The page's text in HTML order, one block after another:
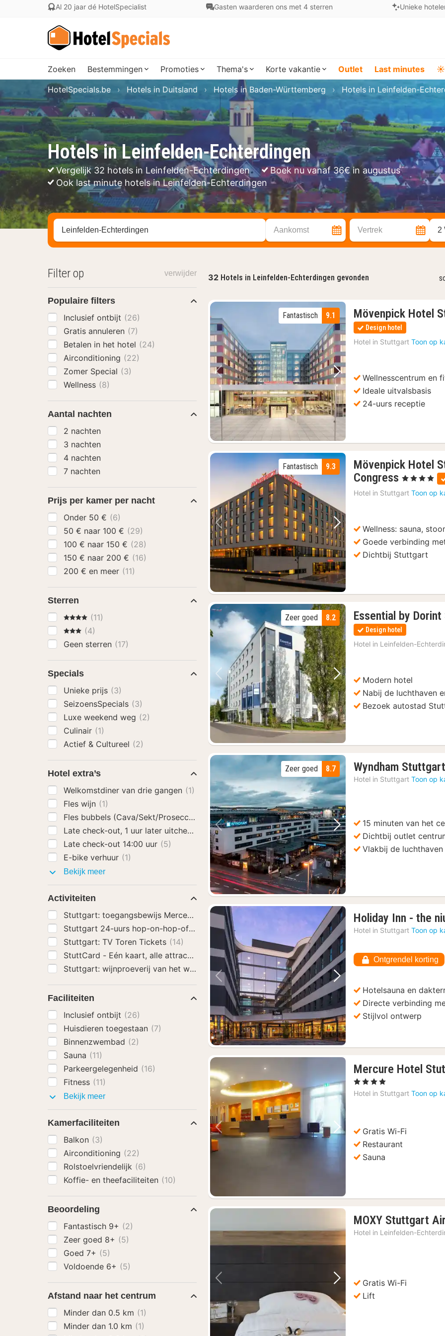
Al 20 jaar dé HotelSpecialist Gasten waarderen ons met 4 sterren Unieke
Zoeken Bestemmingen Promoties Thema's Korte vakantie Outlet Last minutes ☀️
Hotels in Leinfelden-Echterdingen
Vergelijk 32 hotels in Leinfelden-Echterdingen
Boek nu vanaf 36€ in augustus
Ook last minute hotels in Leinfelden-Echterdingen
HotelSpecials.be Hotels in Duitsland Hotels in Baden-Württemberg Hotels in Leinfelden-
Zoek op hotel, regio of stad Aankomst Vertrek 2
32 Hotels in Leinfelden-Echterdingen gevonden
Vorige foto Volgende foto
9.1
Fantastisch Mövenpick Hotel
Design hotel
Hotel in Stuttgart Toon op
Wellnesscentrum en
Ideale uitvalsbasis
24-uurs receptie
Vorige foto Volgende foto
9.3
Fantastisch
Mövenpick Hotel
Congress 2
nachten
vanaf
€
, 4 Sterren
Hotel in Stuttgart Toon op
Wellness: sauna,
Goede verbinding
Dichtbij Stuttgart
Vorige foto Volgende foto
8.2
Zeer goed Essential by
Design hotel
Hotel in Leinfelden-
Modern hotel
Nabij de luchthaven
Bezoek autostad
Vorige foto Volgende foto
8.7
Zeer goed Wyndham
Hotel in Stuttgart Toon op
15 minuten van het
Dichtbij outlet
Vlakbij de luchthaven
Vorige foto Volgende foto
Holiday Inn - the
Hotel in Stuttgart Toon op
Ontgrendel korting
Hotelsauna en
Directe verbinding
Stijlvol ontwerp
Vorige foto Volgende foto
Mercure Hotel
, 4 Sterren
Hotel in Stuttgart Toon op
Gratis Wi-Fi
Restaurant
Sauna
Volgende foto
MOXY Stuttgart
Hotel in Leinfelden-
Gratis Wi-Fi
Lift
Filter op verwijder
Populaire filters
Inclusief ontbijt (26)
Gratis annuleren (7)
Betalen in het hotel (24)
Airconditioning (22)
Zomer Special (3)
Wellness (8)
Aantal nachten
2 nachten
3 nachten
4 nachten
7 nachten
Prijs per kamer per nacht
Onder 50 € (6)
50 € naar 100 € (29)
100 € naar 150 € (28)
150 € naar 200 € (16)
200 € en meer (11)
Sterren
4 Sterren
(11)
3 Sterren
(4)
Geen sterren (17)
Specials
Unieke prijs (3)
SeizoensSpecials (3)
Luxe weekend weg (2)
Culinair (1)
Actief & Cultureel (2)
Hotel extra’s
Welkomstdiner van drie gangen (1)
Fles wijn (1)
Fles bubbels (Cava/Sekt/Prosecco)
(2)
Late check-out, 1 uur later uitchecken
(2)
Late check-out 14:00 uur (5)
E-bike verhuur (1)
Bekijk meerHotel
Activiteiten
Stuttgart: toegangsbewijs Mercedes-Benz Museum
Stuttgart 24-uurs hop-on-hop-off-bustour met sightseeingbus
(14)
Stuttgart: TV Toren Tickets (14)
StuttCard - Eén kaart, alle attracties
(14)
Stuttgart: wijnproeverij van het wijnmuseum van Stuttgart(14)
Faciliteiten
Inclusief ontbijt (26)
Huisdieren toegestaan (7)
Binnenzwembad (2)
Sauna (11)
Parkeergelegenheid (16)
Fitness (11)
Bekijk meerFaciliteiten
Kamerfaciliteiten
Balkon (3)
Airconditioning (22)
Rolstoelvriendelijk (6)
Koffie- en theefaciliteiten (10)
Beoordeling
Fantastisch 9+ (2)
Zeer goed 8+ (5)
Goed 7+ (5)
Voldoende 6+ (5)
Afstand naar het centrum
Minder dan 0.5 km (1)
Minder dan 1.0 km (1)